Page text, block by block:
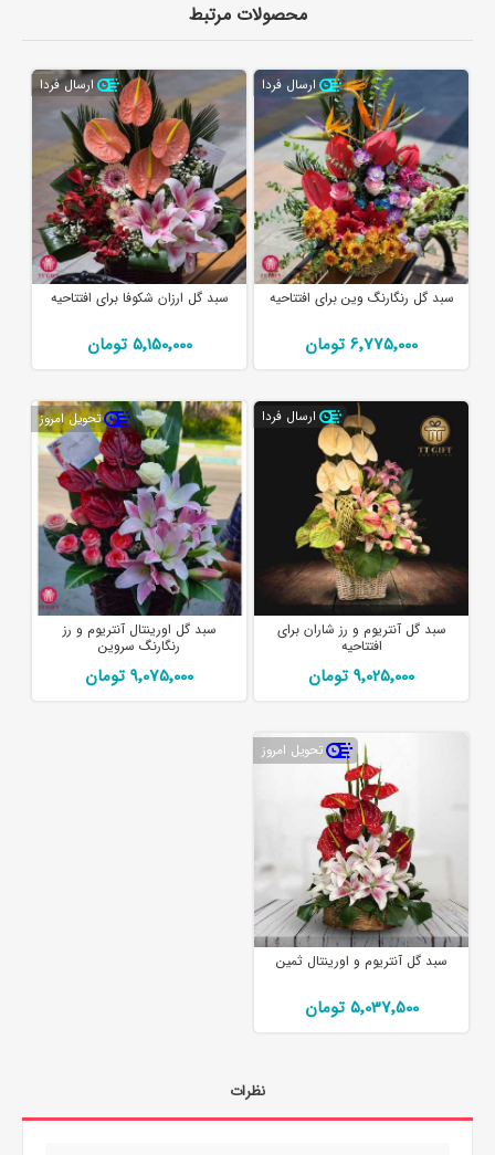
محصولات مرتبط
ارسال فردا
سبد گل رنگارنگ وین برای افتتاحیه
6٬775٬000 تومان
ارسال فردا
سبد گل ارزان شکوفا برای افتتاحیه
5٬150٬000 تومان
ارسال فردا
سبد گل آنتریوم و رز شاران برای
افتتاحیه
9٬025٬000 تومان
تحویل امروز
سبد گل اورینتال آنتریوم و رز
رنگارنگ سروین
9٬075٬000 تومان
تحویل امروز
سبد گل آنتریوم و اورینتال ثمین
5٬037٬500 تومان
نظرات